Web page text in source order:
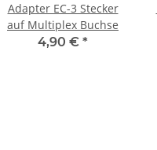
Adapter EC-3 Stecker
auf Multiplex Buchse
4,90 € *